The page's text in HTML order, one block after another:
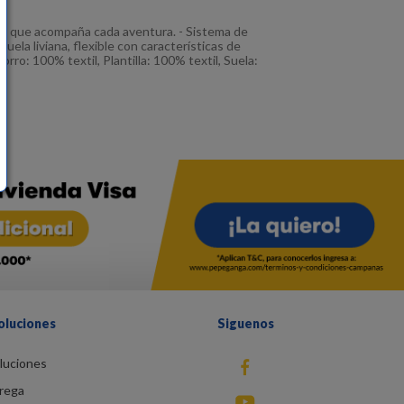
que acompaña cada aventura. - Sistema de
liviana, flexible con características de
100% textil, Plantilla: 100% textil, Suela:
Siguenos
fb
You Tube